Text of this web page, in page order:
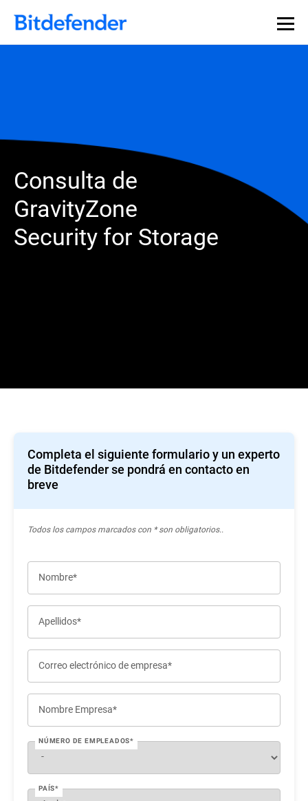
Consulta de
GravityZone
Security for Storage
Completa el siguiente formulario y un experto
de Bitdefender se pondrá en contacto en
breve
Todos los campos marcados con * son obligatorios..
Nombre*
Apellidos*
Correo electrónico de empresa*
Nombre Empresa*
NÚMERO DE EMPLEADOS*
PAÍS*